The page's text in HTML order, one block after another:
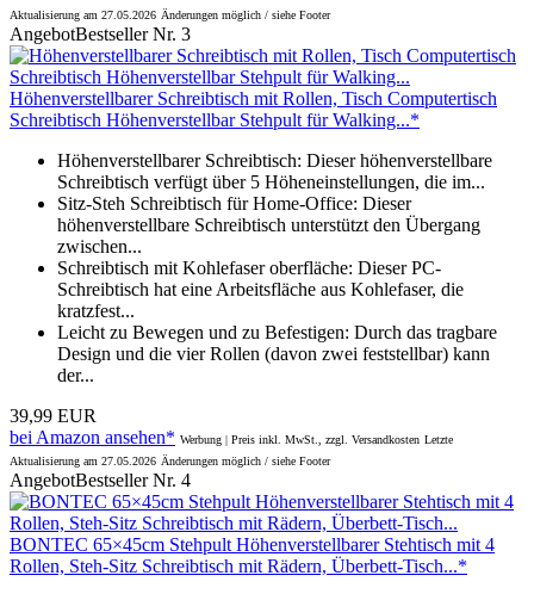
Aktualisierung am 27.05.2026 Änderungen möglich / siehe Footer
AngebotBestseller Nr. 3
Höhenverstellbarer Schreibtisch mit Rollen, Tisch Computertisch
Schreibtisch Höhenverstellbar Stehpult für Walking...*
Höhenverstellbarer Schreibtisch: Dieser höhenverstellbare
Schreibtisch verfügt über 5 Höheneinstellungen, die im...
Sitz-Steh Schreibtisch für Home-Office: Dieser
höhenverstellbare Schreibtisch unterstützt den Übergang
zwischen...
Schreibtisch mit Kohlefaser oberfläche: Dieser PC-
Schreibtisch hat eine Arbeitsfläche aus Kohlefaser, die
kratzfest...
Leicht zu Bewegen und zu Befestigen: Durch das tragbare
Design und die vier Rollen (davon zwei feststellbar) kann
der...
39,99 EUR
bei Amazon ansehen* Werbung | Preis inkl. MwSt., zzgl. Versandkosten Letzte
Aktualisierung am 27.05.2026 Änderungen möglich / siehe Footer
AngebotBestseller Nr. 4
BONTEC 65×45cm Stehpult Höhenverstellbarer Stehtisch mit 4
Rollen, Steh-Sitz Schreibtisch mit Rädern, Überbett-Tisch...*